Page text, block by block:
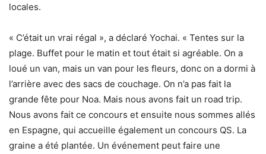
locales.
« C’était un vrai régal », a déclaré Yochai. « Tentes sur la
plage. Buffet pour le matin et tout était si agréable. On a
loué un van, mais un van pour les fleurs, donc on a dormi à
l’arrière avec des sacs de couchage. On n’a pas fait la
grande fête pour Noa. Mais nous avons fait un road trip.
Nous avons fait ce concours et ensuite nous sommes allés
en Espagne, qui accueille également un concours QS. La
graine a été plantée. Un événement peut faire une